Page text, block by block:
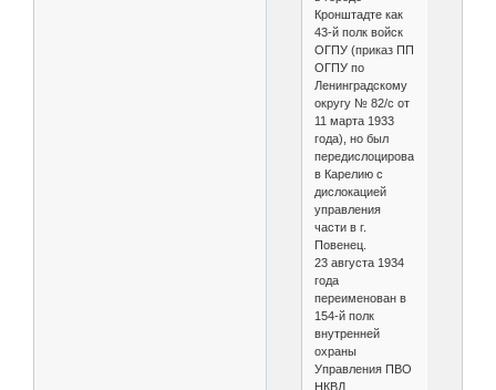
Кронштадте как
43-й полк войск
ОГПУ (приказ ПП
ОГПУ по
Ленинградскому
округу № 82/с от
11 марта 1933
года), но был
передислоцирован
в Карелию с
дислокацией
управления
части в г.
Повенец.
23 августа 1934
года
переименован в
154-й полк
внутренней
охраны
Управления ПВО
НКВД